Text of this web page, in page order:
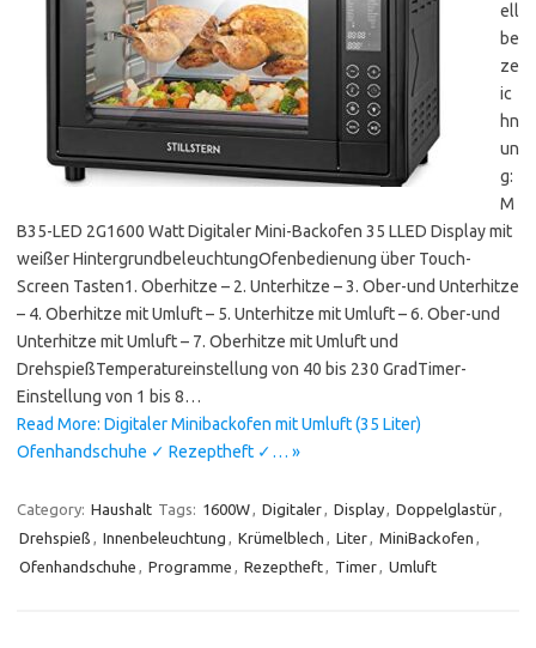
ell
be
ze
ic
hn
un
g:
M
B35-LED 2G1600 Watt Digitaler Mini-Backofen 35 LLED Display mit
weißer HintergrundbeleuchtungOfenbedienung über Touch-
Screen Tasten1. Oberhitze – 2. Unterhitze – 3. Ober-und Unterhitze
– 4. Oberhitze mit Umluft – 5. Unterhitze mit Umluft – 6. Ober-und
Unterhitze mit Umluft – 7. Oberhitze mit Umluft und
DrehspießTemperatureinstellung von 40 bis 230 GradTimer-
Einstellung von 1 bis 8…
Read More: Digitaler Minibackofen mit Umluft (35 Liter)
Ofenhandschuhe ✓ Rezeptheft ✓… »
Category: Haushalt Tags: 1600W, Digitaler, Display, Doppelglastür,
Drehspieß , Innenbeleuchtung , Krümelblech , Liter, MiniBackofen ,
Ofenhandschuhe , Programme , Rezeptheft, Timer, Umluft